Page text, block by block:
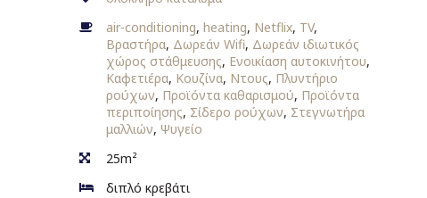
air-conditioning, heating, Netflix, TV,
Βραστήρα, Δωρεάν Wifi, Δωρεάν ιδιωτικός
χώρος στάθμευσης, Ενοικίαση αυτοκινήτου,
Καφετιέρα, Κουζίνα, Ντους, Πλυντήριο
ρούχων, Προϊόντα καθαρισμού, Προϊόντα
περιποίησης, Σίδερο ρούχων, Στεγνωτήρα
μαλλιών, Ψυγείο
25m²
διπλό κρεβάτι